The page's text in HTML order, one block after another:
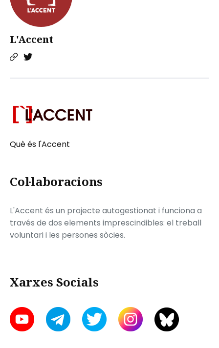
L'Accent
Què és l'Accent
Col·laboracions
L'Accent és un projecte autogestionat i funciona a
través de dos elements imprescindibles: el treball
voluntari i les persones sòcies.
Xarxes Socials